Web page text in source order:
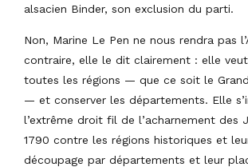
alsacien Binder, son exclusion du parti.
Non, Marine Le Pen ne nous rendra pas
contraire, elle le dit clairement : elle
toutes les régions — que ce soit le Grand
— et conserver les départements. Elle
l’extrême droit fil de l’acharnement des
1790 contre les régions historiques et
découpage par départements et leur